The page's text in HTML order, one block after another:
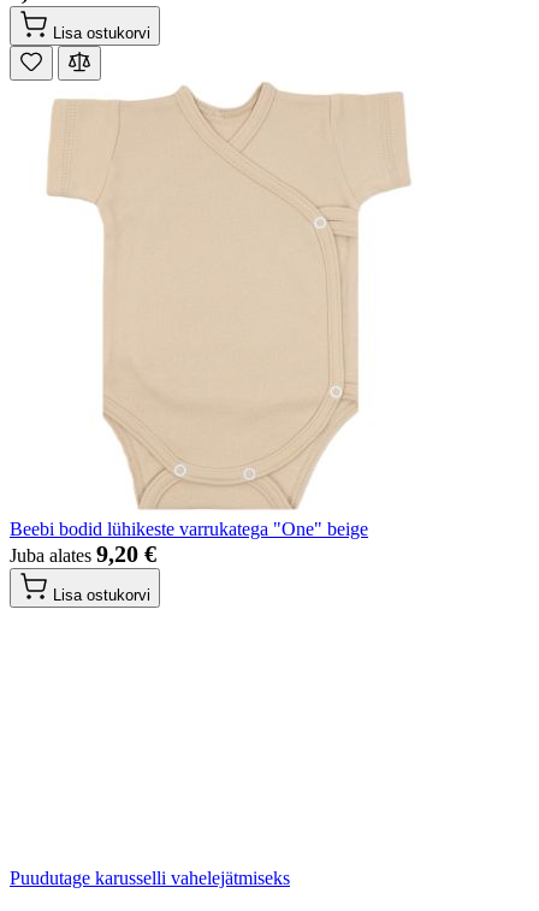
Lisa ostukorvi
Beebi bodid lühikeste varrukatega "One" beige
Juba alates 9,20 €
Lisa ostukorvi
Puudutage karusselli vahelejätmiseks